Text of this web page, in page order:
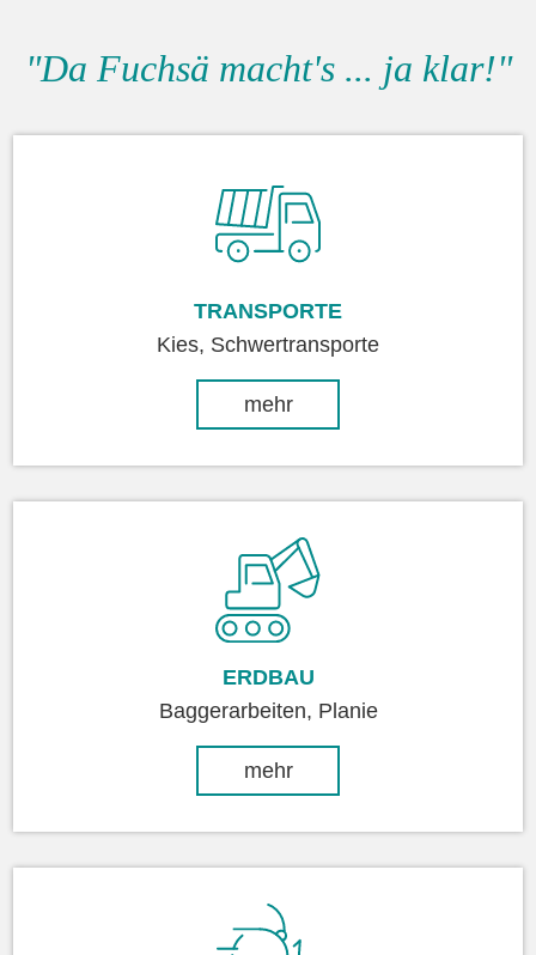
"Da Fuchsä macht's ... ja klar!"
TRANSPORTE
Kies, Schwertransporte
mehr
ERDBAU
Baggerarbeiten, Planie
mehr